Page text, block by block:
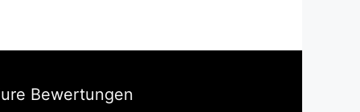
Bewertungen